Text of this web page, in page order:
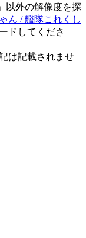
以外の解像度を探
ん / 艦隊これくし
ドしてくださ
は記載されませ